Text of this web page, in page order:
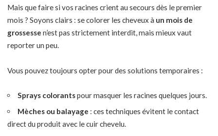
Mais que faire si vos racines crient au secours dès le premier
mois ? Soyons clairs : se colorer les cheveux à un mois de
grossesse n’est pas strictement interdit, mais mieux vaut
reporter un peu.
Vous pouvez toujours opter pour des solutions temporaires :
Sprays colorantspour masquer les racines quelques jours.
Mèches ou balayage : ces techniques évitent le contact
direct du produit avec le cuir chevelu.